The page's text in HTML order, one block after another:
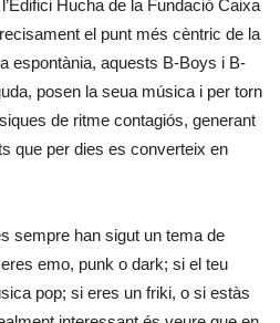
Hucha de la Fundació Caixa
el punt més cèntric de la
espontània, aquests B-Boys i B-
posen la seua música i per torn
de ritme contagiós, generant
que per dies es converteix en
sempre han sigut un tema de
emo, punk o dark; si el teu
pop; si eres un friki, o si estàs